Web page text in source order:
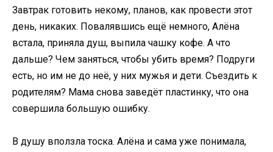
Завтрак готовить некому, планов, как провести этот
день, никаких. Повалявшись ещё немного, Алёна
встала, приняла душ, выпила чашку кофе. А что
дальше? Чем заняться, чтобы убить время? Подруги
есть, но им не до неё, у них мужья и дети. Съездить к
родителям? Мама снова заведёт пластинку, что она
совершила большую ошибку.
В душу вползла тоска. Алёна и сама уже понимала,